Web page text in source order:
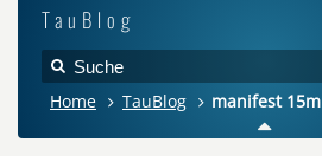
TauBlog
Home TauBlog manifest 15m